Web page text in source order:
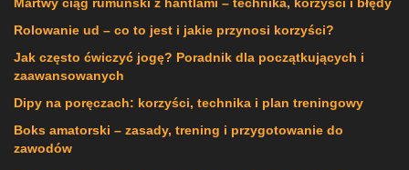
Rolowanie ud – co to jest i jakie przynosi korzyści?
Jak często ćwiczyć jogę? Poradnik dla początkujących i
zaawansowanych
Dipy na poręczach: korzyści, technika i plan treningowy
Boks amatorski – zasady, trening i przygotowanie do
zawodów